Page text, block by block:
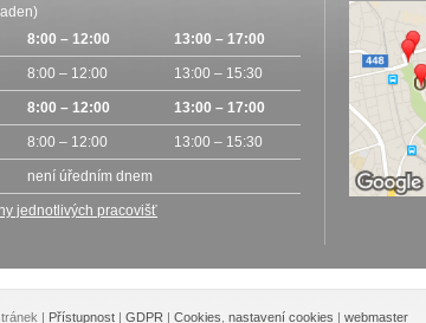
8:00 – 12:00 13:00 – 17:00
8:00 – 12:00 13:00 – 15:30
8:00 – 12:00 13:00 – 17:00
8:00 – 12:00 13:00 – 15:30
není úředním dnem
jednotlivých pracovišť
| Přístupnost | GDPR | Cookies nastavení cookies | webmaster